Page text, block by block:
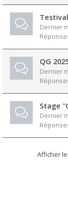
Testival
Dernier
QG
Dernier
Stage
Dernier
Afficher